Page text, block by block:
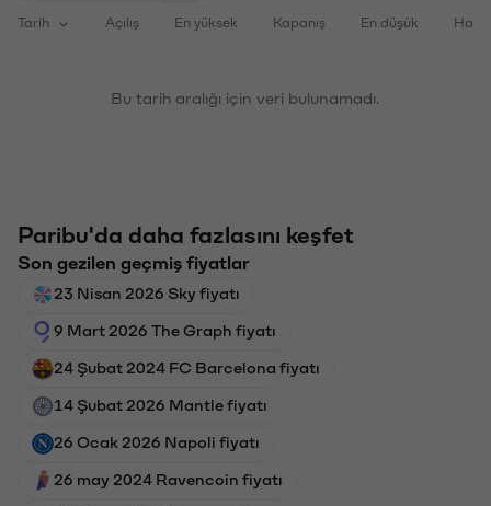
Tarih Açılış En yüksek Kapanış En düşük
Bu tarih aralığı için veri bulunamadı.
Paribu'da daha fazlasını keşfet
Son gezilen geçmiş fiyatlar
23 Nisan 2026 Sky fiyatı
9 Mart 2026 The Graph fiyatı
24 Şubat 2024 FC Barcelona fiyatı
14 Şubat 2026 Mantle fiyatı
26 Ocak 2026 Napoli fiyatı
26 may 2024 Ravencoin fiyatı